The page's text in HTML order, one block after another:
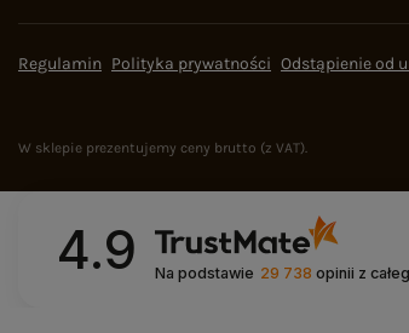
Regulamin Polityka prywatności Odstąpienie od
W sklepie prezentujemy ceny brutto (z VAT).
4.9 Na podstawie 29 738 opinii z